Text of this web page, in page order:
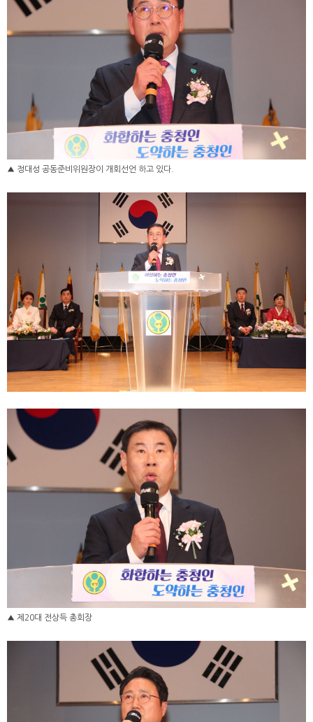
▲ 정대성 공동준비위원장이 개회선언 하고 있다.
▲ 제20대 전상득 총회장